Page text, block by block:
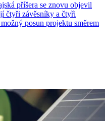
příšera se znovu objevil
čtyři závěsníky a čtyři
posun projektu směrem